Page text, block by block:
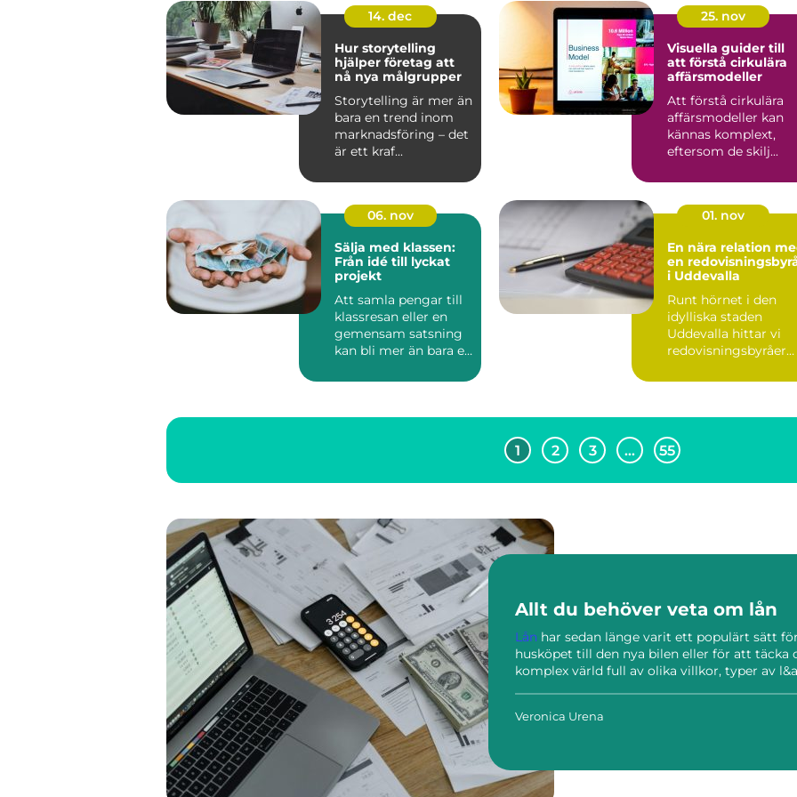
14. dec
Hur storytelling
hjälper företag att
nå nya målgrupper
Storytelling är mer än
bara en trend inom
marknadsföring – det
är ett kraf...
25. nov
Visuella guider till
att förstå cirkulära
affärsmodeller
Att förstå cirkulära
affärsmodeller kan
kännas komplext,
eftersom de skilj...
06. nov
Sälja med klassen:
Från idé till lyckat
projekt
Att samla pengar till
klassresan eller en
gemensam satsning
kan bli mer än bara en
01. nov
En nära relation
en
i Uddevalla
Runt hörnet i den
idylliska staden
Uddevalla hittar vi
redovisningsbyråer
1 2 3 … 55
Allt du behöver veta om lån
Lån har sedan länge varit ett populärt sätt
husköpet till den nya bilen eller för att täcka
komplex värld full av olika villkor, typer av
Veronica Urena